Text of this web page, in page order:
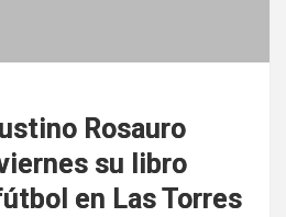
Rosauro
su libro
en Las Torres